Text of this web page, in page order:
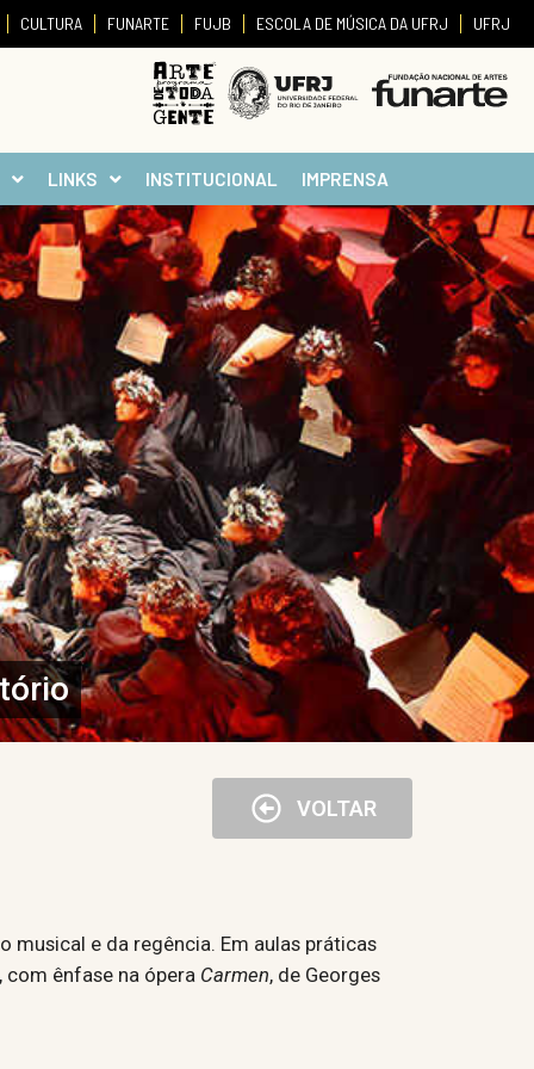
CULTURA FUNARTE FUJB ESCOLA DE MÚSICA DA UFRJ UFRJ
LINKS INSTITUCIONAL IMPRENSA
VOLTAR
e da regência. Em aulas práticas
ênfase na ópera Carmen, de Georges